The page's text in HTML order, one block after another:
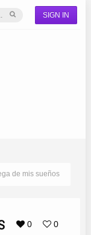
SIGN IN
de mis sueños
0 0